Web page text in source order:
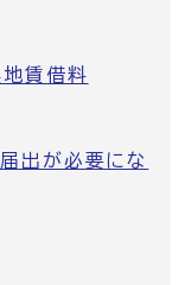
賃借料
出が必要にな